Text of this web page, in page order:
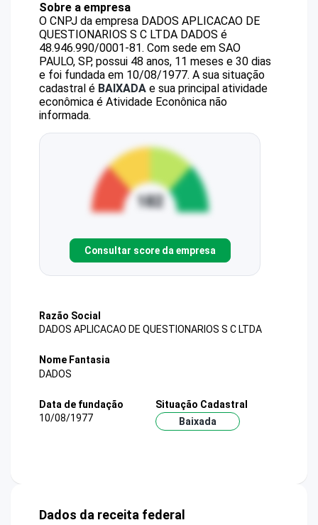
Sobre a empresa
O CNPJ da empresa DADOS APLICACAO DE
QUESTIONARIOS S C LTDA DADOS é
48.946.990/0001-81. Com sede em SAO
PAULO, SP, possui 48 anos, 11 meses e 30 dias
e foi fundada em 10/08/1977. A sua situação
cadastral é BAIXADA e sua principal atividade
econômica é Atividade Econônica não
informada.
Consultar score da empresa
Razão Social
DADOS APLICACAO DE QUESTIONARIOS S C LTDA
Nome Fantasia
DADOS
Data de fundação
10/08/1977
Situação Cadastral
Baixada
Dados da receita federal